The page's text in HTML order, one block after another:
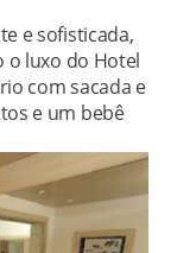
e sofisticada,
o luxo do Hotel
com sacada e
e um bebê